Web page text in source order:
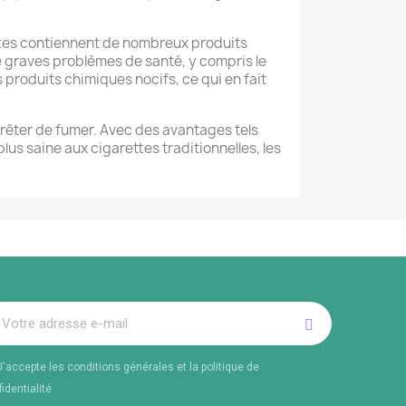
contiennent de nombreux produits
problèmes de santé, y compris le
produits chimiques nocifs, ce qui en fait
de fumer. Avec des avantages tels
saine aux cigarettes traditionnelles, les
les conditions générales et la politique de